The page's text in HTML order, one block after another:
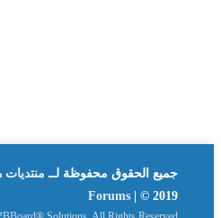
جميع الحقوق محفوظة لــ
Forums | © 2019